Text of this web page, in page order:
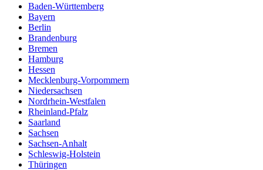
Baden-Württemberg
Bayern
Berlin
Brandenburg
Bremen
Hamburg
Hessen
Mecklenburg-Vorpommern
Niedersachsen
Nordrhein-Westfalen
Rheinland-Pfalz
Saarland
Sachsen
Sachsen-Anhalt
Schleswig-Holstein
Thüringen